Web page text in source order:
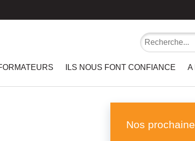
ILS NOUS FONT CONFIANCE A
Recherche
Nos